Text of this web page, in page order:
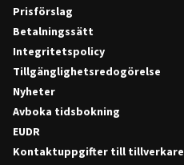
Prisförslag
Betalningssätt
Integritetspolicy
Tillgänglighetsredogörelse
Nyheter
Avboka tidsbokning
EUDR
Kontaktuppgifter till tillverkare